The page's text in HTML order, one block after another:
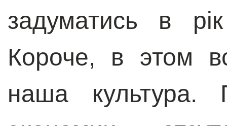
задуматись в
Короче, в этом
наша культура.